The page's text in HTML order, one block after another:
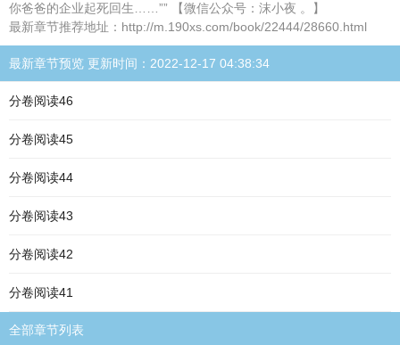
你爸爸的企业起死回生……”” 【微信公众号：沫小夜 。】
最新章节推荐地址：http://m.190xs.com/book/22444/28660.html
最新章节预览 更新时间：2022-12-17 04:38:34
分卷阅读46
分卷阅读45
分卷阅读44
分卷阅读43
分卷阅读42
分卷阅读41
全部章节列表